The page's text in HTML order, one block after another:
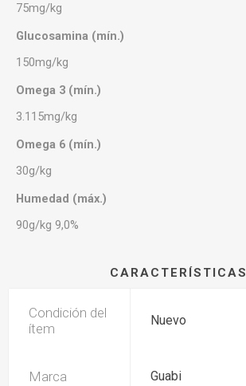
75mg/kg
Glucosamina (mín.)
150mg/kg
Omega 3 (mín.)
3.115mg/kg
Omega 6 (mín.)
30g/kg
Humedad (máx.)
90g/kg 9,0%
CARACTERÍSTICAS
Condición del
ítem
Nuevo
Marca Guabi